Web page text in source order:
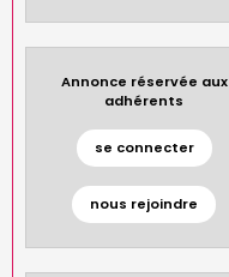
Annonce réservée aux
adhérents
se connecter
nous rejoindre